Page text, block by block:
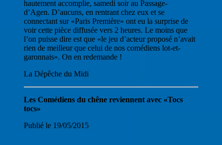
hautement accomplie, samedi soir au Passage-
d’Agen. D’aucuns, en rentrant chez eux et se
connectant sur «Paris Première» ont eu la surprise de
voir cette pièce diffusée vers 2 heures. Le moins que
l’on puisse dire est que «le jeu d’acteur proposé n’avait
rien de meilleur que celui de nos comédiens lot-et-
garonnais». On en redemande !
La Dépêche du Midi
Les Comédiens du chêne reviennent avec «Tocs
tocs»
Publié le 19/05/2015